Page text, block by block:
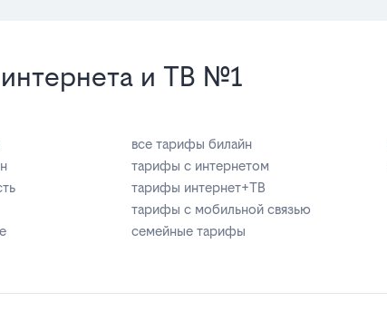
и ТВ №1
все тарифы билайн
тарифы с интернетом
тарифы интернет+ТВ
тарифы с мобильной связью
семейные тарифы